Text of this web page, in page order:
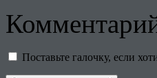
Поставьте галочку, если